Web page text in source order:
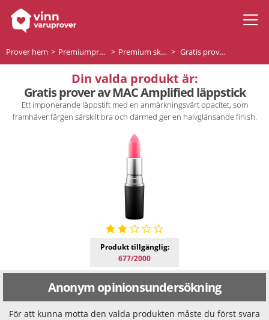
Prover hem Premiumprodukter Premium skönhet Gratis prover av MAC Amplified läppstick
Din valda produkt är:
Gratis prover av MAC Amplified läppstick
Ett imponerande läppstift med en anmärkningsvärt opacitet, som
framhäver färgen särskilt bra och därmed ger en halvglänsande finish.
Produkt tillgänglig:
677/2000
Anonym opinionsundersökning
För att kunna motta den valda produkten måste du först svara